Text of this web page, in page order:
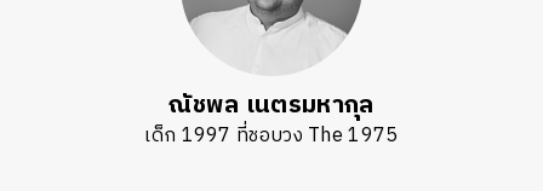
ณัชพล เนตรมหากุล
เด็ก 1997 ที่ชอบวง The 1975